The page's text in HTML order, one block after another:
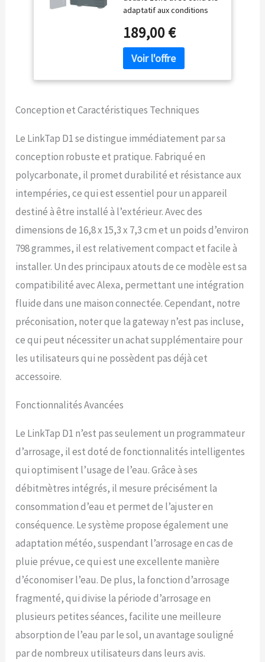
adaptatif aux conditions
deux zones d'arrosage
indépendantes avec un
seul appareil, remplaçant
deux minuteries G2S.
Contrôlez votre système
des applications
ajustements automatiques
basés sur la météo pour la
conservation de l'eau
Système d'arrosage de
temps réel : Protégez
votre système d'arrosage
surveillance du débit 24/7.
Recevez des notifications
fuites, les obstructions, les
défaillances de vanne ou
l'appareil Minuteur de tuyau
intelligent pour tous les
niveaux : répond à tous les
besoins d'arrosage – des
petits jardins aux grandes
d'eau ou programmez des
par date, durée et volume.
Fonctionne avec les
conduites d'égouttement,
les arroseurs et les
configurations d'irrigation
personnalisées Protection
antigel intelligente : ouvre
automatiquement la valve
lorsque la température
descend en dessous d'un
seuil prédéfini, empêchant
l'accumulation de glace et
réduisant le risque
d'endommager les tuyaux
Entrée en composite de
qualité aérospatiale : Fibre
à module élevé avec une
résistance rivalisant avec
celle des métaux. 100 %
189,00 €
Conception et Caractéristiques Techniques
Le LinkTap D1 se distingue immédiatement par sa
conception robuste et pratique. Fabriqué en
polycarbonate, il promet durabilité et résistance aux
intempéries, ce qui est essentiel pour un appareil
destiné à être installé à l’extérieur. Avec des
dimensions de 16,8 x 15,3 x 7,3 cm et un poids d’environ
798 grammes, il est relativement compact et facile à
installer. Un des principaux atouts de ce modèle est sa
compatibilité avec Alexa, permettant une intégration
fluide dans une maison connectée. Cependant, notre
préconisation, noter que la gateway n’est pas incluse,
ce qui peut nécessiter un achat supplémentaire pour
les utilisateurs qui ne possèdent pas déjà cet
accessoire.
Fonctionnalités Avancées
Le LinkTap D1 n’est pas seulement un programmateur
d’arrosage, il est doté de fonctionnalités intelligentes
qui optimisent l’usage de l’eau. Grâce à ses
débitmètres intégrés, il mesure précisément la
consommation d’eau et permet de l’ajuster en
conséquence. Le système propose également une
adaptation météo, suspendant l’arrosage en cas de
pluie prévue, ce qui est une excellente manière
d’économiser l’eau. De plus, la fonction d’arrosage
fragmenté, qui divise la période d’arrosage en
plusieurs petites séances, facilite une meilleure
absorption de l’eau par le sol, un avantage souligné
par de nombreux utilisateurs dans leurs avis.